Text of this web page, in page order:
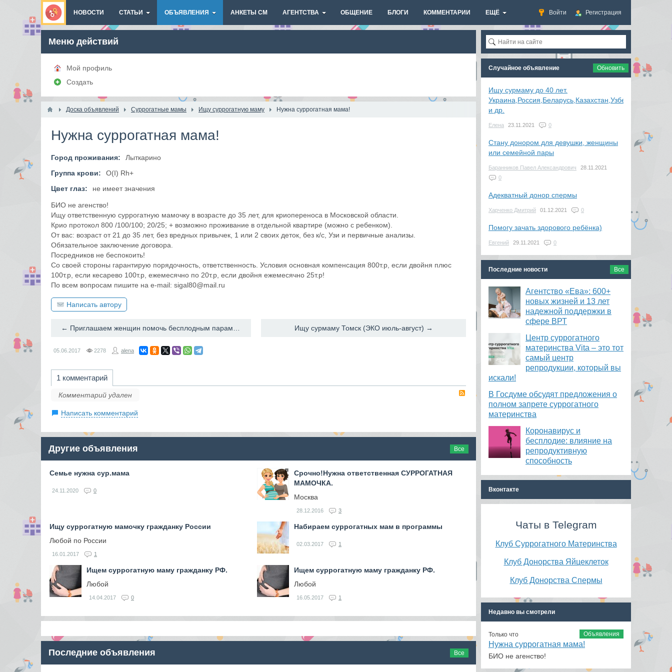
Войти Регистрация
НОВОСТИ СТАТЬИ ОБЪЯВЛЕНИЯ АНКЕТЫ СМ АГЕНТСТВА ОБЩЕНИЕ БЛОГИ КОММЕНТАРИИ ЕЩЁ
Меню действий
Мой профиль
Создать
Доска объявлений Суррогатные мамы Ищу суррогатную маму Нужна суррогатная мама!
Нужна суррогатная мама!
Город проживания:
Лыткарино
Группа крови:
O(I) Rh+
Цвет глаз:
не имеет значения
БИО не агенство!
Ищу ответственную суррогатную мамочку в возрасте до 35 лет, для криопереноса в Московской области.
Крио протокол 800 /100/100; 20/25; + возможно проживание в отдельной квартире (можно с ребенком).
От вас: возраст от 21 до 35 лет, без вредных привычек, 1 или 2 своих деток, без к/с, Узи и первичные анализы.
Обязательное заключение договора.
Посредников не беспокоить!
Со своей стороны гарантирую порядочность, ответственность. Условия основная компенсация 800т.р, если двойня плюс
100т.р, если кесарево 100т.р, ежемесячно по 20т.р, если двойня ежемесячно 25т.р!
По всем вопросам пишите на e-mail: sigal80@mail.ru
Написать автору
Ищу сурмаму Томск (ЭКО июль-август) →
05.06.2017 2278 alena
1 комментарий
RSS
Комментарий удален
Написать комментарий
Другие объявления Все
Семье нужна сур.мама
24.11.2020 0
Срочно!Нужна ответственная СУРРОГАТНАЯ
МАМОЧКА.
Москва
28.12.2016 3
Ищу суррогатную мамочку гражданку России
Любой по России
16.01.2017 1
Набираем суррогатных мам в программы
02.03.2017 1
Ищем суррогатную маму гражданку РФ.
Любой
14.04.2017 0
Ищем суррогатную маму гражданку РФ.
Любой
16.05.2017 1
Последние объявления Все
Случайное объявление Обновить
Ищу сурмаму до 40 лет.
Украина,Россия,Беларусь,Казахстан,Узбекистан
и др.
Елена 23.11.2021 0
Стану донором для девушки, женщины
или семейной пары
Баранников Павел Александрович
28.11.2021
0
Адекватный донор спермы
Харченко Дмитрий 01.12.2021 0
Помогу зачать здорового ребёнка)
Евгений 29.11.2021 0
Последние новости Все
Агентство «Ева»: 600+
новых жизней и 13 лет
надежной поддержки в
сфере ВРТ
​Центр суррогатного
материнства Vita – это тот
самый центр
репродукции, который вы
искали!
В Госдуме обсудят предложения о
полном запрете суррогатного
материнства
Коронавирус и
бесплодие: влияние на
репродуктивную
способность
Вконтакте
Чаты в Telegram
Клуб Суррогатного Материнства
Клуб Донорства Яйцеклеток
Клуб Донорства Спермы
Недавно вы смотрели
Объявления
Только что
Нужна суррогатная мама!
БИО не агенство!